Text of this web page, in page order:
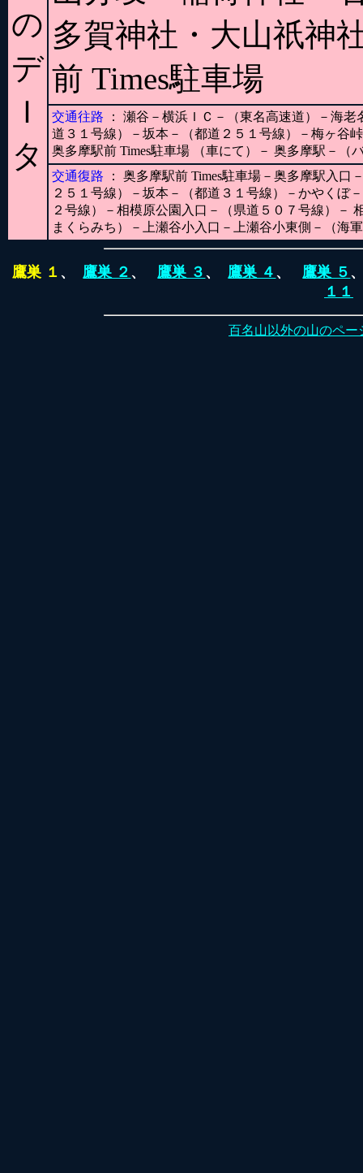
の
デ
Ｉ
タ
多賀神社・大山祇神
前 Times駐車場
交通往路 ： 瀬谷－横浜ＩＣ－（東名高速道）－海
道３１号線）－坂本－（都道２５１号線）－梅ヶ谷
奥多摩駅前 Times駐車場 （車にて）－ 奥多摩駅－（
交通復路 ： 奥多摩駅前 Times駐車場－奥多摩駅入
２５１号線）－坂本－（都道３１号線）－かやくぼ
２号線）－相模原公園入口－（県道５０７号線）－
まくらみち）－上瀬谷小入口－上瀬谷小東側－（海
鷹巣 １ 、 鷹巣 ２ 、 鷹巣 ３ 、 鷹巣 ４ 、 鷹巣 ５
１１
百名山以外の山のペー